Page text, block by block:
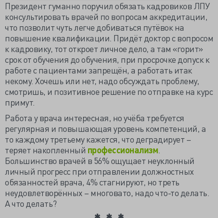
Президент гуманно поручил обязать кадровиков ЛПУ
консультировать врачей по вопросам аккредитации,
что позволит чуть легче добиваться путёвок на
повышение квалификации. Придёт доктор с вопросом
к кадровику, тот откроет личное дело, а там «горит»
срок от обучения до обучения, при просрочке допуск к
работе с пациентами запрещён, а работать итак
некому. Хочешь или нет, надо обсуждать проблему,
смотришь, и позитивное решение по отправке на курс
примут.
Работа у врача интересная, но учёба требуется
регулярная и повышающая уровень компетенций, а
то каждому третьему кажется, что деградирует –
теряет накопленный профессионализм
Большинство врачей в 56% ощущает неуклонный
личный прогресс при отправлении должностных
обязанностей врача, 4% стагнируют, но треть
неудовлетворённых – многовато, надо что-то делать.
А что делать?